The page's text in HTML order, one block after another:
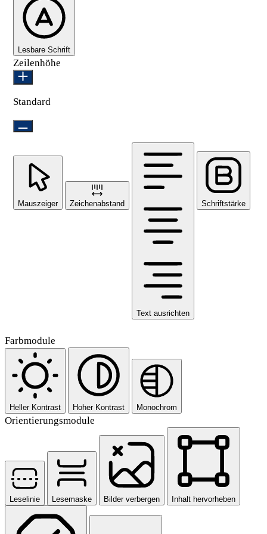
Lesbare Schrift
Zeilenhöhe
Standard
Mauszeiger Zeichenabstand
Text ausrichten
Schriftstärke
Farbmodule
Heller Kontrast Hoher Kontrast Monochrom
Orientierungsmodule
Leselinie Lesemaske Bilder verbergen Inhalt hervorheben